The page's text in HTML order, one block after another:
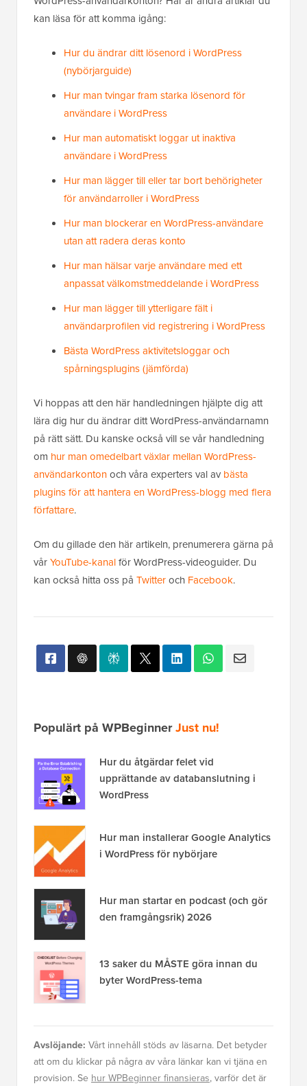
kan läsa för att komma igång:
Hur du ändrar ditt lösenord i WordPress
(nybörjarguide)
Hur man tvingar fram starka lösenord för
användare i WordPress
Hur man automatiskt loggar ut inaktiva
användare i WordPress
Hur man lägger till eller tar bort behörigheter
för användarroller i WordPress
Hur man blockerar en WordPress-användare
utan att radera deras konto
Hur man hälsar varje användare med ett
anpassat välkomstmeddelande i WordPress
Hur man lägger till ytterligare fält i
användarprofilen vid registrering i WordPress
Bästa WordPress aktivitetsloggar och
spårningsplugins (jämförda)
Vi hoppas att den här handledningen hjälpte dig att
lära dig hur du ändrar ditt WordPress-användarnamn
på rätt sätt. Du kanske också vill se vår handledning
om hur man omedelbart växlar mellan WordPress-
användarkontonoch våra experters val av bästa
plugins för att hantera en WordPress-blogg med flera
författare.
Om du gillade den här artikeln, prenumerera gärna på
vårYouTube-kanalför WordPress-videoguider. Du
kan också hitta oss på Twitteroch Facebook.
Populärt på WPBeginnerJust nu!
Hur du åtgärdar felet vid
upprättande av databanslutning i
WordPress
Hur man installerar Google Analytics
i WordPress för nybörjare
Hur man startar en podcast (och gör
den framgångsrik) 2026
13 saker du MÅSTE göra innan du
byter WordPress-tema
Avslöjande: Vårt innehåll stöds av läsarna. Det betyder
att om du klickar på några av våra länkar kan vi tjäna en
provision. Se hur WPBeginner finansieras, varför det är